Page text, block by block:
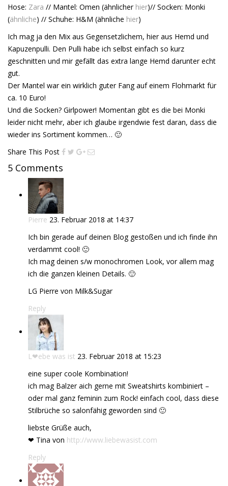
Hose: Zara // Mantel: Omen (ähnlicher hier)// Socken: Monki
(ähnliche) // Schuhe: H&M (ähnliche hier)
Ich mag ja den Mix aus Gegensetzlichem, hier aus Hemd und
Kapuzenpulli. Den Pulli habe ich selbst einfach so kurz
geschnitten und mir gefällt das extra lange Hemd darunter echt
gut.
Der Mantel war ein wirklich guter Fang auf einem Flohmarkt für
ca. 10 Euro!
Und die Socken? Girlpower! Momentan gibt es die bei Monki
leider nicht mehr, aber ich glaube irgendwie fest daran, dass die
wieder ins Sortiment kommen… 🙂
Share This Post
5 Comments
Pierre 23. Februar 2018 at 14:37
Ich bin gerade auf deinen Blog gestoßen und ich finde ihn
verdammt cool! 🙂
Ich mag deinen s/w monochromen Look, vor allem mag
ich die ganzen kleinen Details. 🙂
LG Pierre von Milk&Sugar
Reply
L❤ebe was ist 23. Februar 2018 at 15:23
eine super coole Kombination!
ich mag Balzer aich gerne mit Sweatshirts kombiniert –
oder mal ganz feminin zum Rock! einfach cool, dass diese
Stilbrüche so salonfähig geworden sind 🙂
liebste Grüße auch,
❤ Tina von http://www.liebewasist.com
Reply